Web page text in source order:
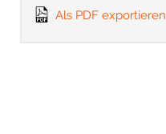
Als PDF exportieren